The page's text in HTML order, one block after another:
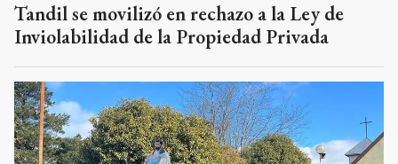
Tandil se movilizó en rechazo a la Ley de
Inviolabilidad de la Propiedad Privada